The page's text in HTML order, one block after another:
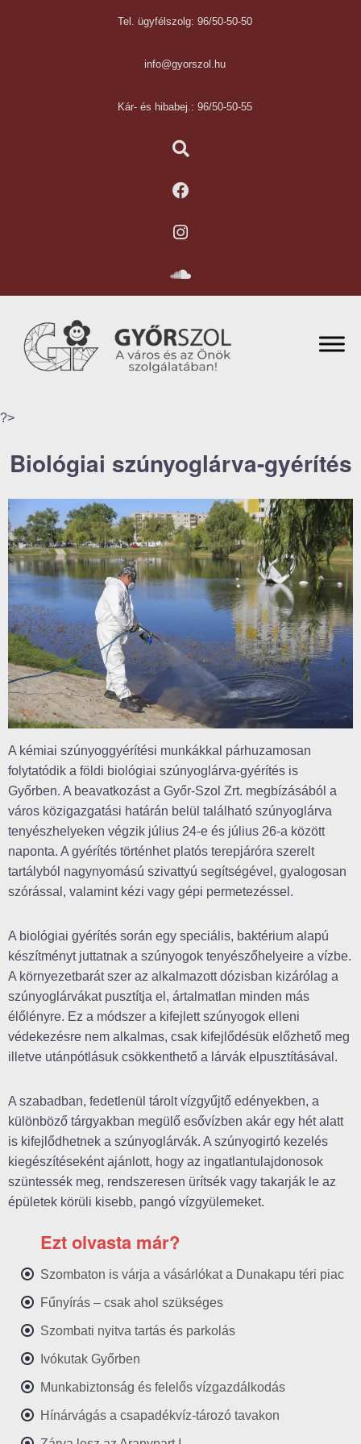
Tel. ügyfélszolg: 96/50-50-50
info@gyorszol.hu
Kár- és hibabej.: 96/50-50-55
?>
Biológiai szúnyoglárva-gyérítés
A kémiai szúnyoggyérítési munkákkal párhuzamosan
folytatódik a földi biológiai szúnyoglárva-gyérítés is
Győrben. A beavatkozást a Győr-Szol Zrt. megbízásából a
város közigazgatási határán belül található szúnyoglárva
tenyészhelyeken végzik július 24-e és július 26-a között
naponta. A gyérítés történhet platós terepjáróra szerelt
tartályból nagynyomású szivattyú segítségével, gyalogosan
szórással, valamint kézi vagy gépi permetezéssel.
A biológiai gyérítés során egy speciális, baktérium alapú
készítményt juttatnak a szúnyogok tenyészőhelyeire a vízbe.
A környezetbarát szer az alkalmazott dózisban kizárólag a
szúnyoglárvákat pusztítja el, ártalmatlan minden más
élőlényre. Ez a módszer a kifejlett szúnyogok elleni
védekezésre nem alkalmas, csak kifejlődésük előzhető meg
illetve utánpótlásuk csökkenthető a lárvák elpusztításával.
A szabadban, fedetlenül tárolt vízgyűjtő edényekben, a
különböző tárgyakban megülő esővízben akár egy hét alatt
is kifejlődhetnek a szúnyoglárvák. A szúnyogirtó kezelés
kiegészítéseként ajánlott, hogy az ingatlantulajdonosok
szüntessék meg, rendszeresen ürítsék vagy takarják le az
épületek körüli kisebb, pangó vízgyülemeket.
Ezt olvasta már?
Szombaton is várja a vásárlókat a Dunakapu téri piac
Fűnyírás – csak ahol szükséges
Szombati nyitva tartás és parkolás
Ivókutak Győrben
Munkabiztonság és felelős vízgazdálkodás
Hínárvágás a csapadékvíz-tározó tavakon